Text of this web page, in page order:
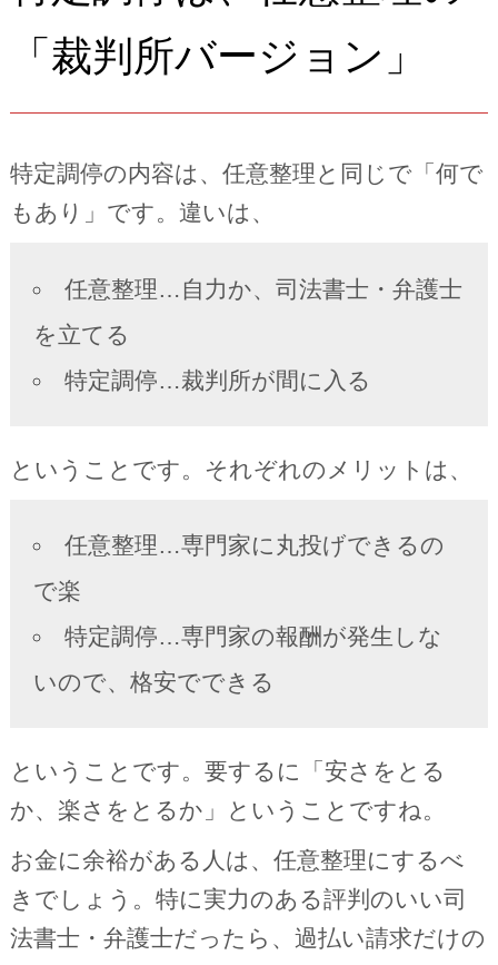
「裁判所バージョン」
特定調停の内容は、任意整理と同じで「何で
もあり」です。違いは、
任意整理…自力か、司法書士・弁護士
を立てる
特定調停…裁判所が間に入る
ということです。それぞれのメリットは、
任意整理…専門家に丸投げできるの
で楽
特定調停…専門家の報酬が発生しな
いので、格安でできる
ということです。要するに「安さをとる
か、楽さをとるか」ということですね。
お金に余裕がある人は、任意整理にするべ
きでしょう。特に実力のある評判のいい司
法書士・弁護士だったら、過払い請求だけの